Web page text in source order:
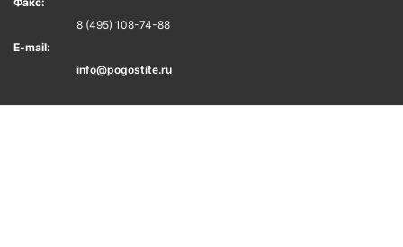
8 (495) 108-74-88
E-mail:
info@pogostite.ru